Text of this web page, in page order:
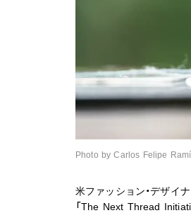
Photo by Carlos Felipe
米ファッション・デザイ
「The Next Thread